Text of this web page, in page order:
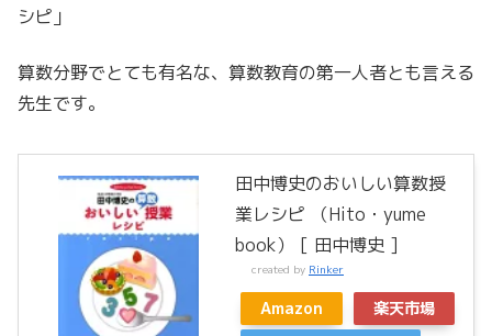
シピ」
算数分野でとても有名な、算数教育の第一人者とも言える
先生です。
田中博史のおいしい算数授
業レシピ （Hito・yume
book） [ 田中博史 ]
created by Rinker
Amazon
楽天市場